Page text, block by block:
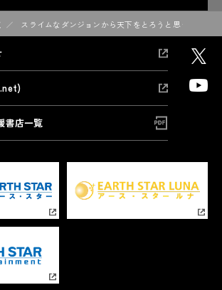
スライムなダンジョンから天下をとろうと思う。
書店一覧